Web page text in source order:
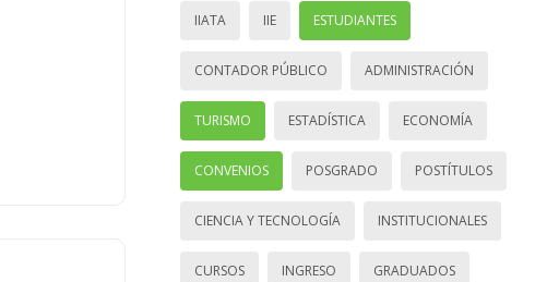
IIATA IIE ESTUDIANTES
CONTADOR PÚBLICO ADMINISTRACIÓN
TURISMO ESTADÍSTICA ECONOMÍA
CONVENIOS POSGRADO POSTÍTULOS
CIENCIA Y TECNOLOGÍA INSTITUCIONALES
CURSOS INGRESO GRADUADOS